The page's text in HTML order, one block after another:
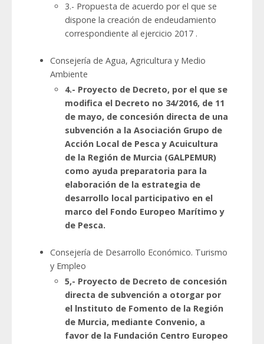
3.- Propuesta de acuerdo por el que se
dispone la creación de endeudamiento
correspondiente al ejercicio 2017 .
Consejería de Agua, Agricultura y Medio
Ambiente
4.- Proyecto de Decreto, por el que se
modifica el Decreto no 34/2016, de 11
de mayo, de concesión directa de una
subvención a la Asociación Grupo de
Acción Local de Pesca y Acuicultura
de la Región de Murcia (GALPEMUR)
como ayuda preparatoria para la
elaboración de la estrategia de
desarrollo local participativo en el
marco del Fondo Europeo Marítimo y
de Pesca.
Consejería de Desarrollo Económico. Turismo
y Empleo
5,- Proyecto de Decreto de concesión
directa de subvención a otorgar por
el lnstituto de Fomento de la Región
de Murcia, mediante Convenio, a
favor de la Fundación Centro Europeo